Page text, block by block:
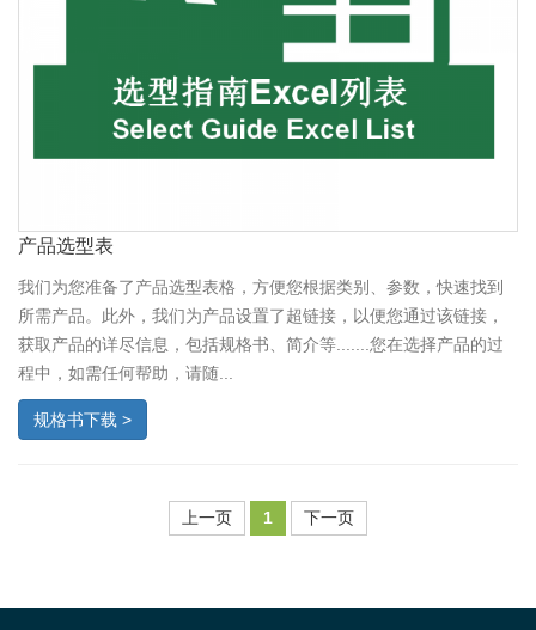
产品选型表
我们为您准备了产品选型表格，方便您根据类别、参数，快速找到
所需产品。此外，我们为产品设置了超链接，以便您通过该链接，
获取产品的详尽信息，包括规格书、简介等.......您在选择产品的过
程中，如需任何帮助，请随...
规格书下载 >
上一页 1 下一页